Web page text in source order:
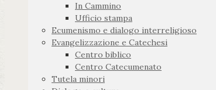
In Cammino
Ufficio stampa
Ecumenismo e dialogo interreligioso
Evangelizzazione e Catechesi
Centro biblico
Centro Catecumenato
Tutela minori